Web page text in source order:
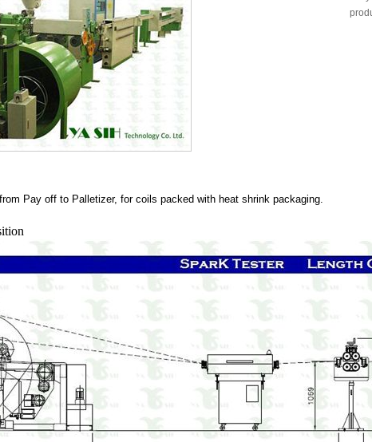
Pay off to Palletizer, for coils packed with heat shrink packaging.